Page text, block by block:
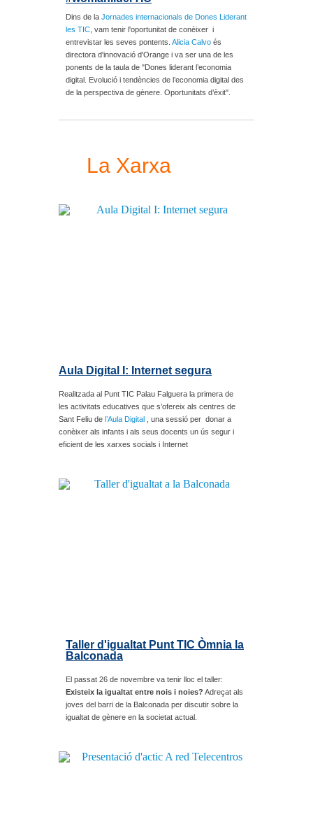
Dins de la Jornades internacionals de Dones Liderant
les TIC , vam tenir l'oportunitat de conèixer i
entrevistar les seves pontents. Alicia Calvo és
directora d'innovació d'Orange i va ser una de les
ponents de la taula de "Dones liderant l’economia
digital. Evolució i tendències de l’economia digital des
de la perspectiva de gènere. Oportunitats d’èxit".
La Xarxa
Aula Digital I: Internet segura
Realitzada al Punt TIC Palau Falguera la primera de
les activitats educatives que s’ofereix als centres de
Sant Feliu de l’Aula Digital
, una sessió per donar a
conèixer als infants i als seus docents un ús segur i
eficient de les xarxes socials i Internet
Taller d'igualtat Punt TIC Òmnia la
Balconada
El passat 26 de novembre va tenir lloc el taller:
Existeix la igualtat entre nois i noies? Adreçat als
joves del barri de la Balconada per discutir sobre la
igualtat de gènere en la societat actual.